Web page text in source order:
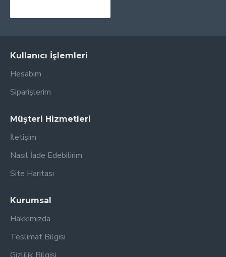
Kullanıcı İşlemleri
Hesabım
Siparişlerim
Müşteri Hizmetleri
İletişim
Nasıl İade Edebilirim
Site Haritası
Kurumsal
Hakkımızda
Teslimat Bilgisi